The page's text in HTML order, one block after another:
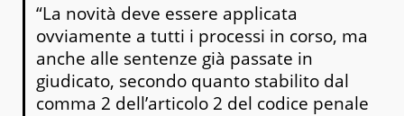
“La novità deve essere applicata
ovviamente a tutti i processi in corso, ma
anche alle sentenze già passate in
giudicato, secondo quanto stabilito dal
comma 2 dell’articolo 2 del codice penale